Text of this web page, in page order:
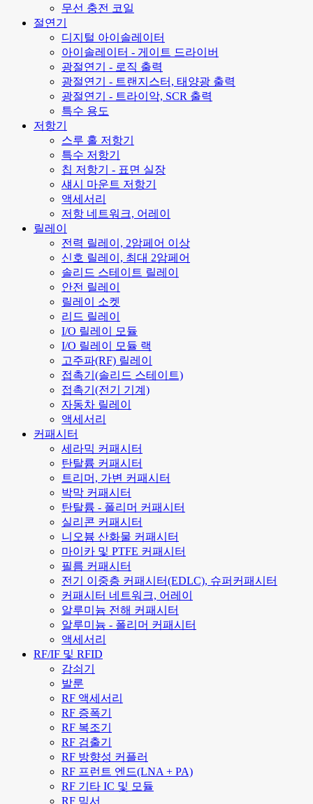
무선 충전 코일
절연기
디지털 아이솔레이터
아이솔레이터 - 게이트 드라이버
광절연기 - 로직 출력
광절연기 - 트랜지스터, 태양광 출력
광절연기 - 트라이악, SCR 출력
특수 용도
저항기
스루 홀 저항기
특수 저항기
칩 저항기 - 표면 실장
섀시 마운트 저항기
액세서리
저항 네트워크, 어레이
릴레이
전력 릴레이, 2암페어 이상
신호 릴레이, 최대 2암페어
솔리드 스테이트 릴레이
안전 릴레이
릴레이 소켓
리드 릴레이
I/O 릴레이 모듈
I/O 릴레이 모듈 랙
고주파(RF) 릴레이
접촉기(솔리드 스테이트)
접촉기(전기 기계)
자동차 릴레이
액세서리
커패시터
세라믹 커패시터
탄탈륨 커패시터
트리머, 가변 커패시터
박막 커패시터
탄탈륨 - 폴리머 커패시터
실리콘 커패시터
니오븀 산화물 커패시터
마이카 및 PTFE 커패시터
필름 커패시터
전기 이중층 커패시터(EDLC), 슈퍼커패시터
커패시터 네트워크, 어레이
알루미늄 전해 커패시터
알루미늄 - 폴리머 커패시터
액세서리
RF/IF 및 RFID
감쇠기
발룬
RF 액세서리
RF 증폭기
RF 복조기
RF 검출기
RF 방향성 커플러
RF 프런트 엔드(LNA + PA)
RF 기타 IC 및 모듈
RF 믹서